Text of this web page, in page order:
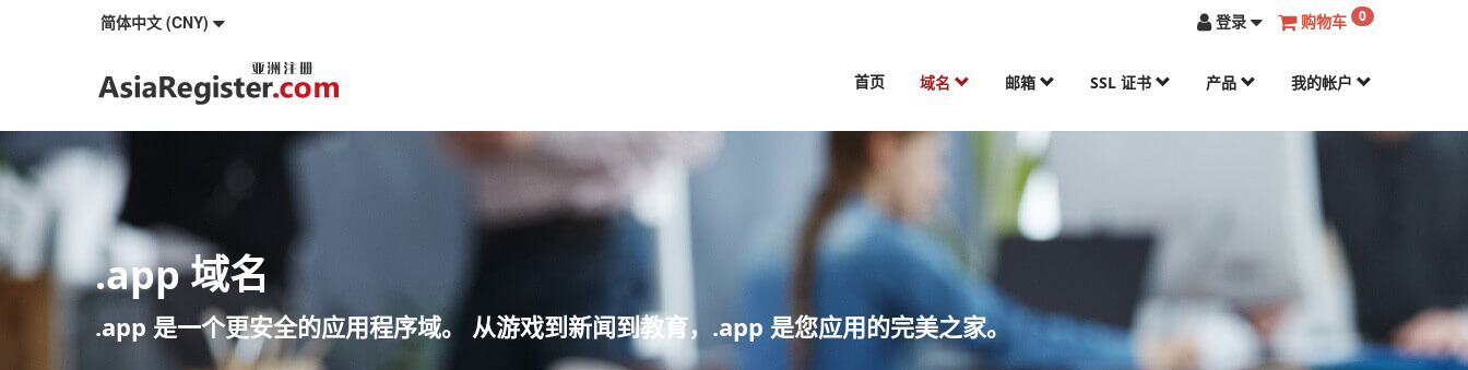
简体中文 (CNY) 登录 购物车 0
首页 域名 邮箱 SSL 证书 产品 我的帐户
.app 域名
.app 是一个更安全的应用程序域。 从游戏到新闻到教育，.app 是您应用的完美之家。